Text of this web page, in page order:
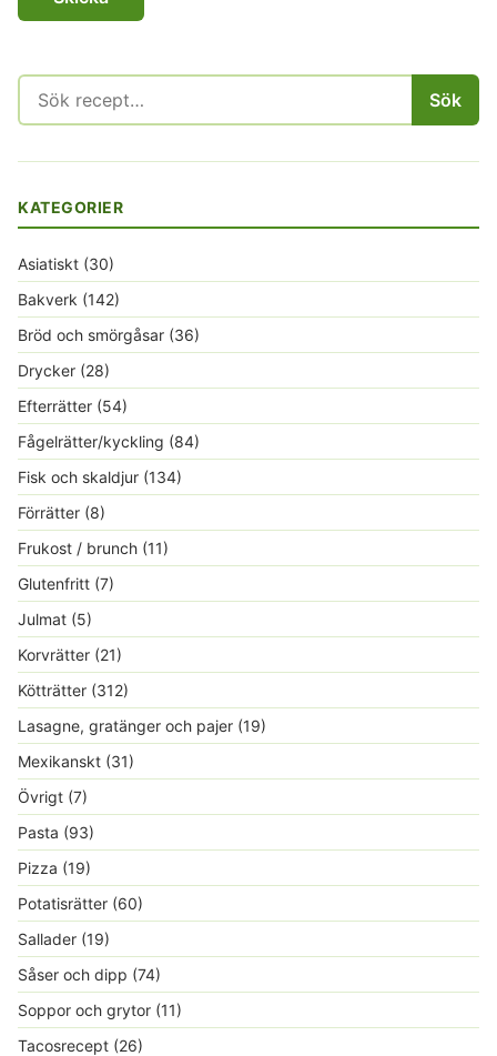
Sök
efter:
Sök
KATEGORIER
Asiatiskt (30)
Bakverk (142)
Bröd och smörgåsar (36)
Drycker (28)
Efterrätter (54)
Fågelrätter/kyckling (84)
Fisk och skaldjur (134)
Förrätter (8)
Frukost / brunch (11)
Glutenfritt (7)
Julmat (5)
Korvrätter (21)
Kötträtter (312)
Lasagne, gratänger och pajer (19)
Mexikanskt (31)
Övrigt (7)
Pasta (93)
Pizza (19)
Potatisrätter (60)
Sallader (19)
Såser och dipp (74)
Soppor och grytor (11)
Tacosrecept (26)